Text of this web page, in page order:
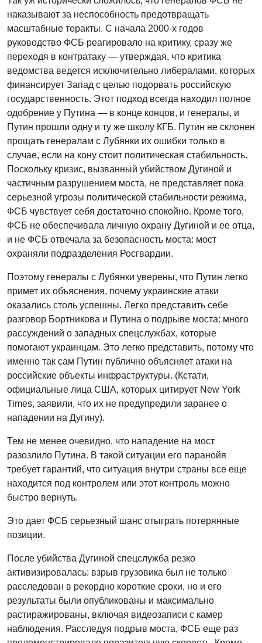
наказывают за неспособность предотвращать
масштабные теракты. С начала 2000-х годов
руководство ФСБ реагировало на критику, сразу же
переходя в контратаку — утверждая, что критика
ведомства ведется исключительно либералами, которых
финансирует Запад с целью подорвать российскую
государственность. Этот подход всегда находил полное
одобрение у Путина — в конце концов, и генералы, и
Путин прошли одну и ту же школу КГБ. Путин не склонен
прощать генералам c Лубянки их ошибки только в
случае, если на кону стоит политическая стабильность.
Поскольку кризис, вызванный убийством Дугиной и
частичным разрушением моста, не представляет пока
серьезной угрозы политической стабильности режима,
ФСБ чувствует себя достаточно спокойно. Кроме того,
ФСБ не обеспечивала личную охрану Дугиной и ее отца,
и не ФСБ отвечала за безопасность моста: мост
охраняли подразделения Росгвардии.
Поэтому генералы с Лубянки уверены, что Путин легко
примет их объяснения, почему украинские атаки
оказались столь успешны. Легко представить себе
разговор Бортникова и Путина о подрыве моста: много
рассуждений о западных спецслужбах, которые
помогают украинцам. Это легко представить, потому что
именно так сам Путин публично объясняет атаки на
российские объекты инфраструктуры. (Кстати,
официальные лица США, которых цитирует New York
Times, заявили, что их не предупредили заранее о
нападении на Дугину).
Тем не менее очевидно, что нападение на мост
разозлило Путина. В такой ситуации его паранойя
требует гарантий, что ситуация внутри страны все еще
находится под контролем или этот контроль можно
быстро вернуть.
Это дает ФСБ серьезный шанс отыграть потерянные
позиции.
После убийства Дугиной спецслужба резко
активизировалась: взрыв грузовика был не только
расследован в рекордно короткие сроки, но и его
результаты были опубликованы и максимально
растиражированы, включая видеозаписи с камер
наблюдения. Расследуя подрыв моста, ФСБ еще раз